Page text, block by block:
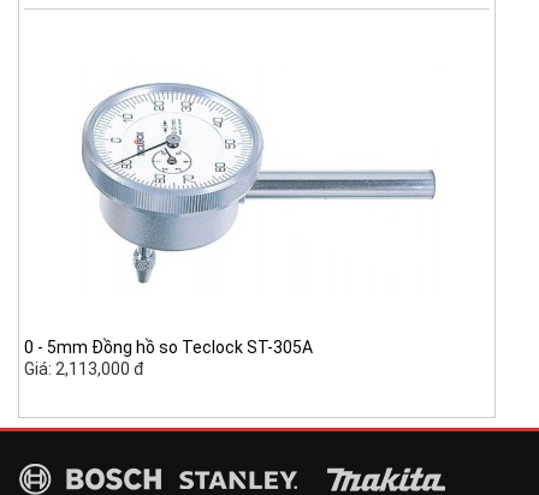
0 - 5mm Đồng hồ so Teclock ST-305A
Giá: 2,113,000 đ